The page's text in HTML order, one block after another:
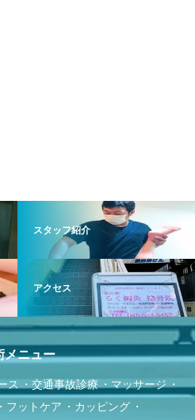
スタッフ紹介
アクセス
メニュー
ス 交通事故診療
マッサージ
フットケア
カッピング